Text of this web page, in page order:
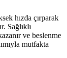
hızda çırparak
Sağlıklı
ve beslenme
mutfakta